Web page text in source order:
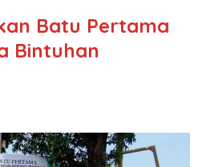
Batu Pertama
Bintuhan